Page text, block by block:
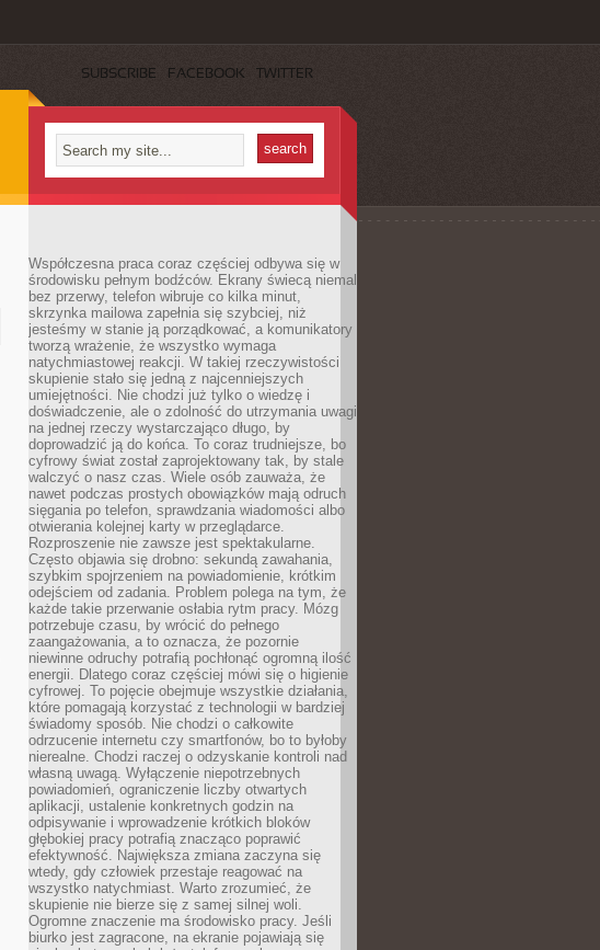
SUBSCRIBE FACEBOOK TWITTER
Współczesna praca coraz częściej odbywa się w
środowisku pełnym bodźców. Ekrany świecą niemal
bez przerwy, telefon wibruje co kilka minut,
skrzynka mailowa zapełnia się szybciej, niż
jesteśmy w stanie ją porządkować, a komunikatory
tworzą wrażenie, że wszystko wymaga
natychmiastowej reakcji. W takiej rzeczywistości
skupienie stało się jedną z najcenniejszych
umiejętności. Nie chodzi już tylko o wiedzę i
doświadczenie, ale o zdolność do utrzymania uwagi
na jednej rzeczy wystarczająco długo, by
doprowadzić ją do końca. To coraz trudniejsze, bo
cyfrowy świat został zaprojektowany tak, by stale
walczyć o nasz czas. Wiele osób zauważa, że
nawet podczas prostych obowiązków mają odruch
sięgania po telefon, sprawdzania wiadomości albo
otwierania kolejnej karty w przeglądarce.
Rozproszenie nie zawsze jest spektakularne.
Często objawia się drobno: sekundą zawahania,
szybkim spojrzeniem na powiadomienie, krótkim
odejściem od zadania. Problem polega na tym, że
każde takie przerwanie osłabia rytm pracy. Mózg
potrzebuje czasu, by wrócić do pełnego
zaangażowania, a to oznacza, że pozornie
niewinne odruchy potrafią pochłonąć ogromną ilość
energii. Dlatego coraz częściej mówi się o higienie
cyfrowej. To pojęcie obejmuje wszystkie działania,
które pomagają korzystać z technologii w bardziej
świadomy sposób. Nie chodzi o całkowite
odrzucenie internetu czy smartfonów, bo to byłoby
nierealne. Chodzi raczej o odzyskanie kontroli nad
własną uwagą. Wyłączenie niepotrzebnych
powiadomień, ograniczenie liczby otwartych
aplikacji, ustalenie konkretnych godzin na
odpisywanie i wprowadzenie krótkich bloków
głębokiej pracy potrafią znacząco poprawić
efektywność. Największa zmiana zaczyna się
wtedy, gdy człowiek przestaje reagować na
wszystko natychmiast. Warto zrozumieć, że
skupienie nie bierze się z samej silnej woli.
Ogromne znaczenie ma środowisko pracy. Jeśli
biurko jest zagracone, na ekranie pojawiają się